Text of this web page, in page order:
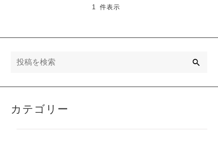
1 件表示
カテゴリー